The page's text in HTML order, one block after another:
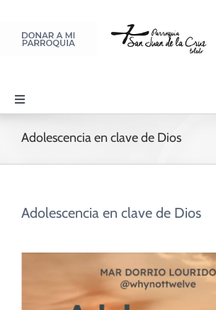
contenido
Toggle
Navigation
PARROQUIA
Adolescencia en clave de Dios
Adolescencia en clave de Dios